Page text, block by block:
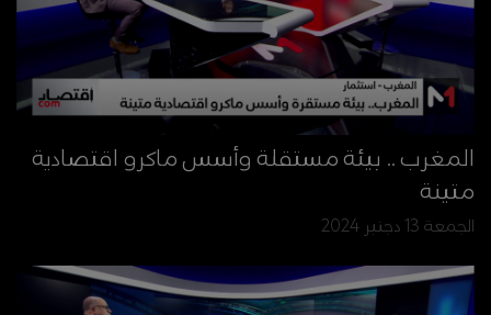
المغرب .. بيئة مستقلة وأسس ماكرو اقتصادية
متينة
الجمعة 13 دجنبر 2024